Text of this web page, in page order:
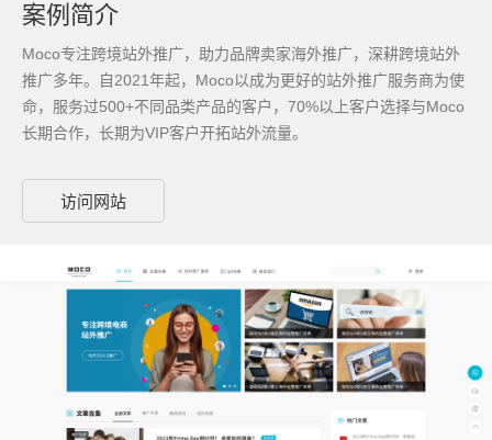
案例简介
Moco专注跨境站外推广，助力品牌卖家海外推广，深耕跨境站外
推广多年。自2021年起，Moco以成为更好的站外推广服务商为使
命，服务过500+不同品类产品的客户，70%以上客户选择与Moco
长期合作，长期为VIP客户开拓站外流量。
访问网站